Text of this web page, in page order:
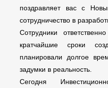
поздравляет вас с
сотрудничество в
Сотрудники
кратчайшие сроки
планировали долгое
задумки в реальность.
Сегодня